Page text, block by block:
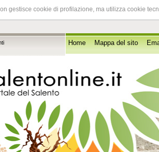
gestisce cookie di profilazione, ma utilizza cookie
Home Mappa del sito